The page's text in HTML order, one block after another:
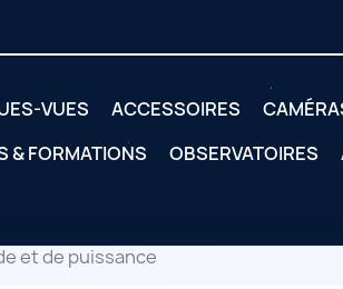
VUES ACCESSOIRES
& FORMATIONS OBSERVATOIRES
et de puissance